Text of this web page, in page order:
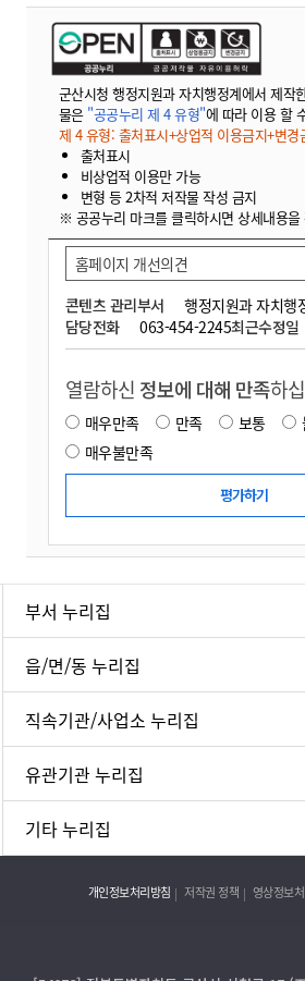
군산시청 행정지원과 자치행정계에서 제작
물은 "공공누리 제 4 유형"에 따라 이용 할
제 4 유형: 출처표시+상업적 이용금지+변경
출처표시
비상업적 이용만 가능
변형 등 2차적 저작물 작성 금지
※ 공공누리 마크를 클릭하시면 상세내용
콘텐츠 관리부서
행정지원과 자치행
담당전화
063-454-2245최근수정일
홈페이지 개선의견
열람하신 정보에 대해 만족하
매우만족 만족 보통
매우불만족
부서 누리집
읍/면/동 누리집
직속기관/사업소 누리집
유관기관 누리집
기타 누리집
개인정보처리방침 저작권 정책 영상정보